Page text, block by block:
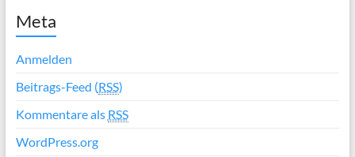
Meta
Anmelden
Beitrags-Feed (RSS)
Kommentare als RSS
WordPress.org